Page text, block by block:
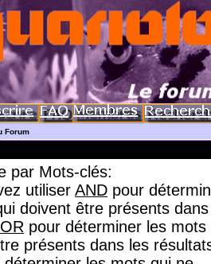
Forum
par Mots-clés:
utiliser AND pour
doivent être présents
OR pour déterminer les mots
présents dans les